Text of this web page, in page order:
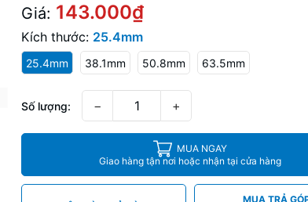
Giá: 143.000₫
Kích thước: 25.4mm
25.4mm 38.1mm 50.8mm 63.5mm
Số lượng: − +
MUA NGAY
Giao hàng tận nơi hoặc nhận tại cửa hàng
MUA TRẢ